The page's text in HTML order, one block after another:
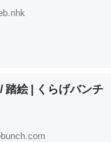
りそう
界についての考察（１） -
ム少ないのか。知らん
ウム分はエビの600分の
踏絵 | くらげバンチ